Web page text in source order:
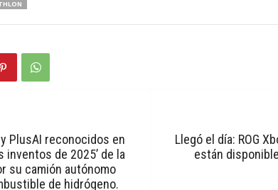
PlusAI reconocidos en
inventos de 2025’ de la
su camión autónomo
de hidrógeno.
Llegó el día: ROG
están